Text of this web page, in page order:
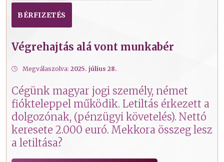
BÉRFIZETÉS
Végrehajtás alá vont munkabér
Megválaszolva: 2025. július 28.
Cégünk magyar jogi személy, német
fiókteleppel működik. Letiltás érkezett a
dolgozónak, (pénzügyi követelés). Nettó
keresete 2.000 euró. Mekkora összeg lesz
a letiltása?